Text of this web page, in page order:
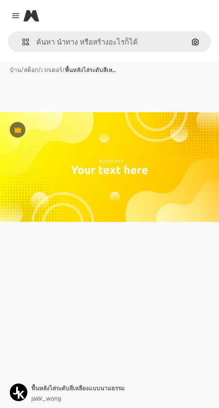
Close menu
Magnific
ค้นหา
บ้าน/สต็อก/เวกเตอร์/พื้นหลังไล่ระดับสีเห…
พรีเมี่ยม
พื้นหลังไล่ระดับสีเหลืองแบบนามธรรม
jakk_wong